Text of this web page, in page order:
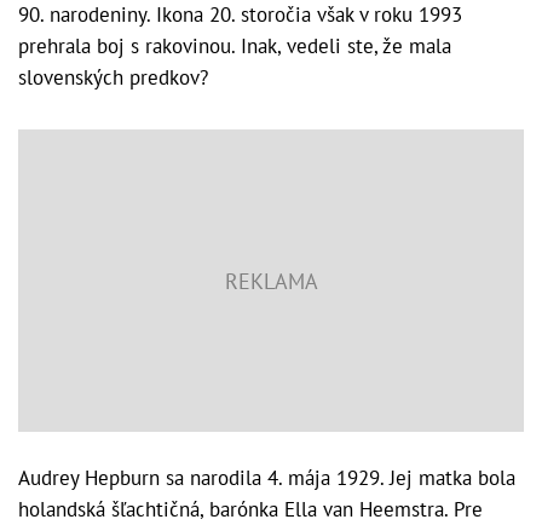
90. narodeniny. Ikona 20. storočia však v roku 1993
prehrala boj s rakovinou. Inak, vedeli ste, že mala
slovenských predkov?
Audrey Hepburn sa narodila 4. mája 1929. Jej matka bola
holandská šľachtičná, barónka Ella van Heemstra. Pre